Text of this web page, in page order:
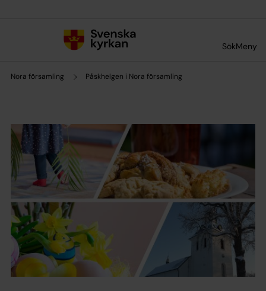
SökMeny
Nora församling Påskhelgen i Nora församling